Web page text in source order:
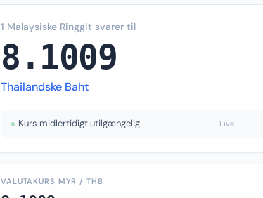
1 Malaysiske Ringgit svarer til
8.1009
Thailandske Baht
Kurs midlertidigt utilgængelig Live
VALUTAKURS MYR / THB